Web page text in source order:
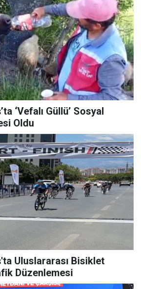
‘Vefalı Güllü’ Sosyal
Oldu
Uluslararası Bisiklet
Düzenlemesi